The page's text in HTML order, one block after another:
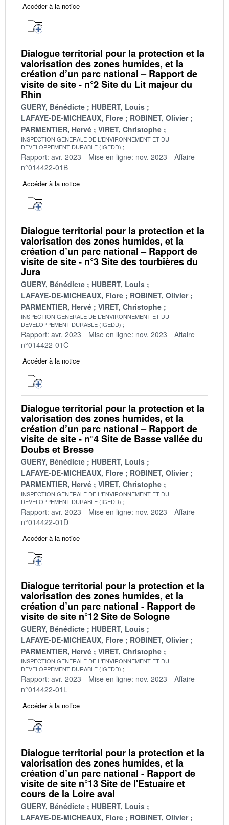
Accéder à la notice
Dialogue territorial pour la protection et la
valorisation des zones humides, et la
création d’un parc national – Rapport de
visite de site - n°2 Site du Lit majeur du
Rhin
GUERY, Bénédicte
HUBERT, Louis
LAFAYE-DE-MICHEAUX, Flore
ROBINET, Olivier
PARMENTIER, Hervé
VIRET, Christophe
INSPECTION GENERALE DE L'ENVIRONNEMENT ET DU
DEVELOPPEMENT DURABLE (IGEDD)
Rapport: avr. 2023 Mise en ligne: nov. 2023
Affaire
n°014422-01B
Accéder à la notice
Dialogue territorial pour la protection et la
valorisation des zones humides, et la
création d’un parc national – Rapport de
visite de site - n°3 Site des tourbières du
Jura
GUERY, Bénédicte
HUBERT, Louis
LAFAYE-DE-MICHEAUX, Flore
ROBINET, Olivier
PARMENTIER, Hervé
VIRET, Christophe
INSPECTION GENERALE DE L'ENVIRONNEMENT ET DU
DEVELOPPEMENT DURABLE (IGEDD)
Rapport: avr. 2023 Mise en ligne: nov. 2023
Affaire
n°014422-01C
Accéder à la notice
Dialogue territorial pour la protection et la
valorisation des zones humides, et la
création d’un parc national – Rapport de
visite de site - n°4 Site de Basse vallée du
Doubs et Bresse
GUERY, Bénédicte
HUBERT, Louis
LAFAYE-DE-MICHEAUX, Flore
ROBINET, Olivier
PARMENTIER, Hervé
VIRET, Christophe
INSPECTION GENERALE DE L'ENVIRONNEMENT ET DU
DEVELOPPEMENT DURABLE (IGEDD)
Rapport: avr. 2023 Mise en ligne: nov. 2023
Affaire
n°014422-01D
Accéder à la notice
Dialogue territorial pour la protection et la
valorisation des zones humides, et la
création d’un parc national - Rapport de
visite de site n°12 Site de Sologne
GUERY, Bénédicte
HUBERT, Louis
LAFAYE-DE-MICHEAUX, Flore
ROBINET, Olivier
PARMENTIER, Hervé
VIRET, Christophe
INSPECTION GENERALE DE L'ENVIRONNEMENT ET DU
DEVELOPPEMENT DURABLE (IGEDD)
Rapport: avr. 2023 Mise en ligne: nov. 2023
Affaire
n°014422-01L
Accéder à la notice
Dialogue territorial pour la protection et la
valorisation des zones humides, et la
création d’un parc national - Rapport de
visite de site n°13 Site de l'Estuaire et
cours de la Loire aval
GUERY, Bénédicte
HUBERT, Louis
LAFAYE-DE-MICHEAUX, Flore
ROBINET, Olivier